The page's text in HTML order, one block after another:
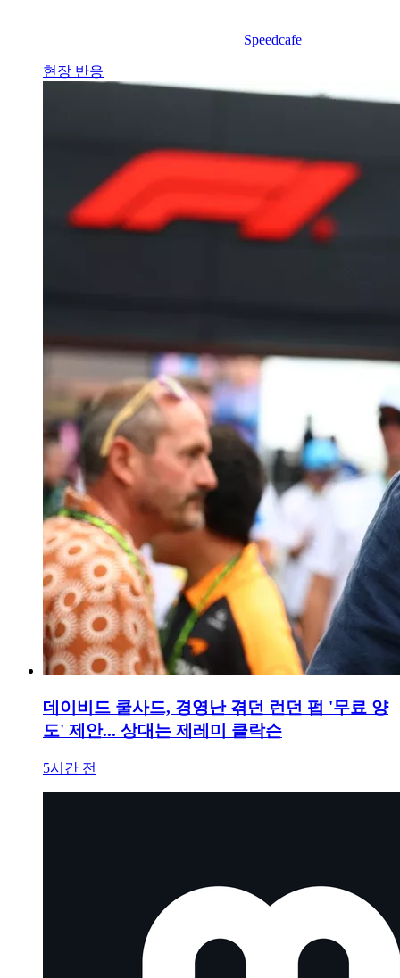
Speedcafe
현장 반응
데이비드 쿨사드, 경영난 겪던 런던 펍 '무료 양
도' 제안... 상대는 제레미 클락슨
5시간 전